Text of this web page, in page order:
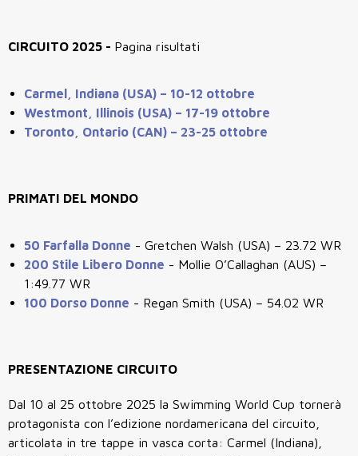
CIRCUITO 2025 - Pagina risultati
Carmel, Indiana (USA) – 10-12 ottobre
Westmont, Illinois (USA) – 17-19 ottobre
Toronto, Ontario (CAN) – 23-25 ottobre
PRIMATI DEL MONDO
50 Farfalla Donne - Gretchen Walsh (USA) – 23.72 WR
200 Stile Libero Donne - Mollie O’Callaghan (AUS) –
1:49.77 WR
100 Dorso Donne - Regan Smith (USA) – 54.02 WR
PRESENTAZIONE CIRCUITO
Dal 10 al 25 ottobre 2025 la Swimming World Cup tornerà
protagonista con l’edizione nordamericana del circuito,
articolata in tre tappe in vasca corta: Carmel (Indiana),